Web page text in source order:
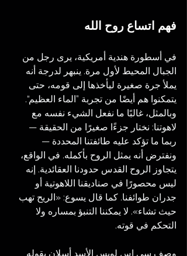
فهم اتساع روح الله
في أسطورة هندية أمريكية، يرى رجل من
الجبال المحيط لأول مرة. ينبهر لدرجة أنه
يملأ جرة صغيرة ليأخذها إلى قومه، حتى
يتمكنوا هم أيضًا من تجربة ”الماء العظيم“.
وبالمثل، غالبًا ما نفعل الشيء نفسه مع
لاهوتنا: نختار جزءًا صغيرًا من الحقيقة —
ربما ما تؤكد عليه طائفتنا المحددة —
ونفترض أنه يمثل الروح بأكمله. في الواقع،
يتجاوز الروح القدس حدودنا العقائدية. إنه
ليس محصورًا في صناديقنا اللاهوتية أو
جدران طوائفنا. كما قال يسوع: «الريح تهب
حيث تشاء». لا يمكننا التنبؤ بمساره ولا
التحكم في قوته.
وصف سي إس لويس الأسد أسلان بقوله